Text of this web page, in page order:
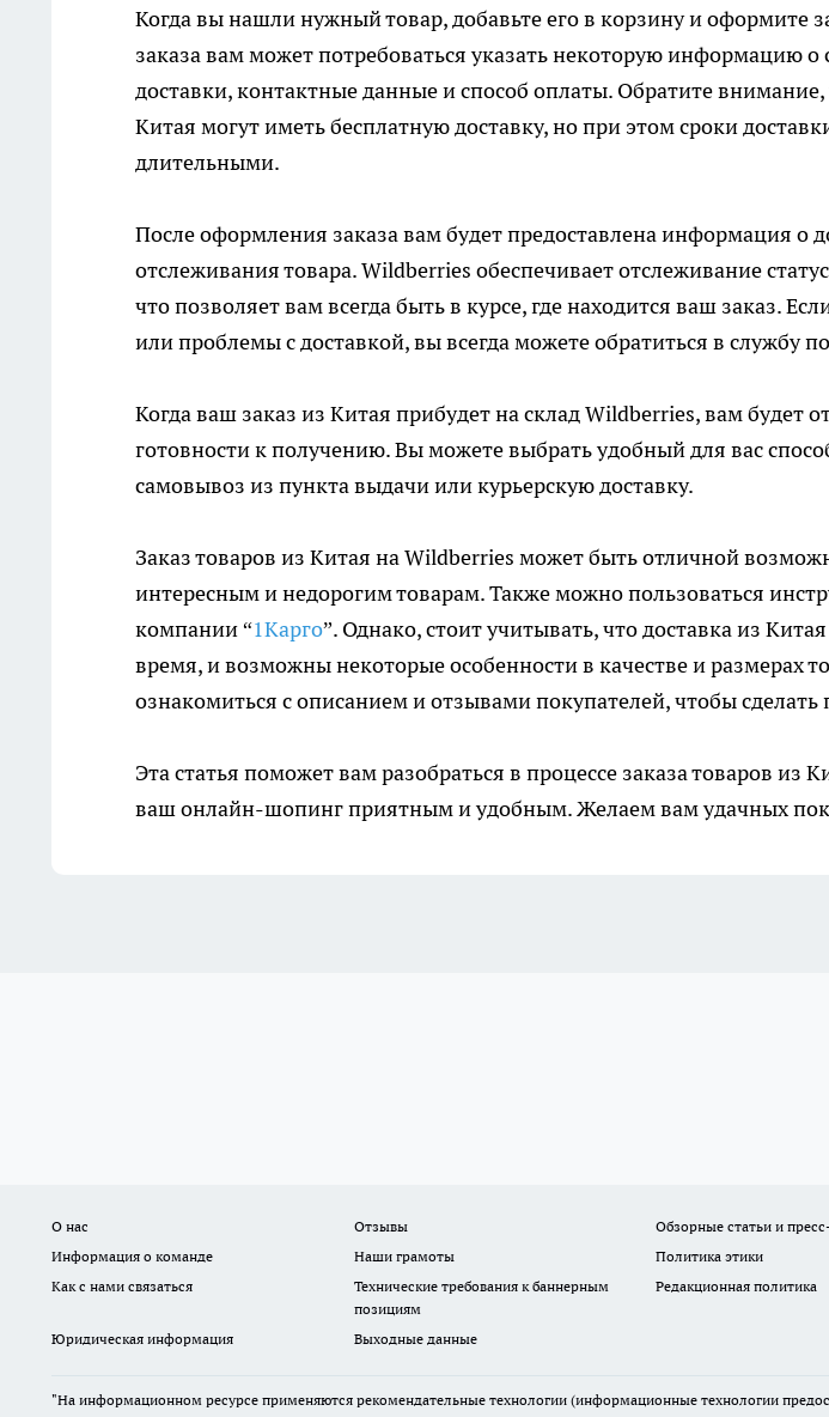
Когда вы нашли нужный товар, добавьте его в корзину и оформите
заказа вам может потребоваться указать некоторую информацию о
доставки, контактные данные и способ оплаты. Обратите
Китая могут иметь бесплатную доставку, но при этом сроки
длительными.
После оформления заказа вам будет предоставлена информация о
отслеживания товара. Wildberries обеспечивает отслеживание
что позволяет вам всегда быть в курсе, где находится ваш заказ.
или проблемы с доставкой, вы всегда можете обратиться в службу
Когда ваш заказ из Китая прибудет на склад Wildberries, вам будет
готовности к получению. Вы можете выбрать удобный для вас
самовывоз из пункта выдачи или курьерскую доставку.
Заказ товаров из Китая на Wildberries может быть отличной
интересным и недорогим товарам. Также можно пользоваться
компании “1Карго”. Однако, стоит учитывать, что доставка из
время, и возможны некоторые особенности в качестве и размерах
ознакомиться с описанием и отзывами покупателей, чтобы
Эта статья поможет вам разобраться в процессе заказа товаров из
ваш онлайн-шопинг приятным и удобным. Желаем вам удачных
О нас Отзывы
Обзорные статьи и
Информация о команде
Наши грамоты
Политика этики
Как с нами связаться
Технические требования к баннерным
позициям
Редакционная политика
Юридическая информация Выходные данные
"На информационном ресурсе применяются рекомендательные технологии (информационные технологии